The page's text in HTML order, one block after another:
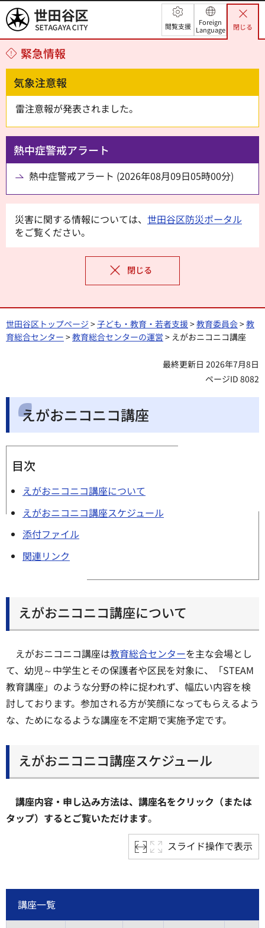
世田谷区 閲覧支援
Foreign
Language
閉じる
緊急情報
気象注意報
雷注意報が発表されました。
熱中症警戒アラート
熱中症警戒アラート (2026年08月09日05時00分)
災害に関する情報については、 世田谷区防災ポータル
をご覧ください。
閉じる
世田谷区トップページ >子ども・教育・若者支援>教育委員会>教
育総合センター >教育総合センターの運営 > えがおニコニコ講座
最終更新日 2026年7月8日
ページID 8082
えがおニコニコ講座
目次
えがおニコニコ講座について
えがおニコニコ講座スケジュール
添付ファイル
関連リンク
えがおニコニコ講座について
えがおニコニコ講座は教育総合センターを主な会場とし
て、幼児～中学生とその保護者や区民を対象に、「STEAM
教育講座」のような分野の枠に捉われず、幅広い内容を検
討しております。参加される方が笑顔になってもらえるよう
な、ためになるような講座を不定期で実施予定です。
えがおニコニコ講座スケジュール
講座内容・申し込み方法は、講座名をクリック（または
タップ）するとご覧いただけます。
スライド操作で表示
講座一覧